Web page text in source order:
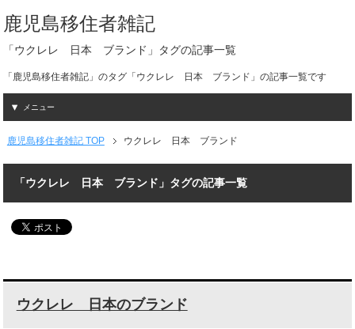
鹿児島移住者雑記
「ウクレレ 日本 ブランド」タグの記事一覧
「鹿児島移住者雑記」のタグ「ウクレレ 日本 ブランド」の記事一覧です
メニュー
鹿児島移住者雑記 TOP ウクレレ 日本 ブランド
「ウクレレ 日本 ブランド」タグの記事一覧
ウクレレ 日本のブランド